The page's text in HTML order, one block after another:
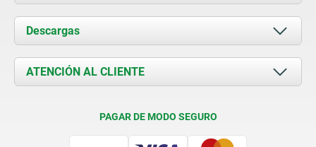
Acerca de nosotros
Novedades
Contacto
Descargas
Documents
ATENCIÓN AL CLIENTE
PAGAR DE MODO SEGURO